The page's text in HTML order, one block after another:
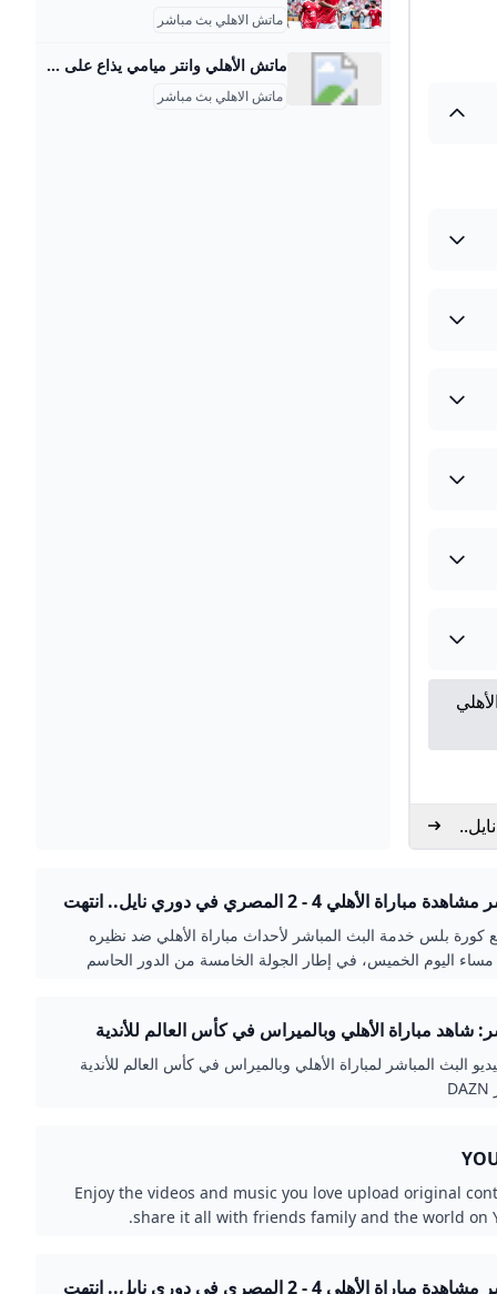
نايل..
ماتش الاهلي بث مباشر
ماتش الأهلي وانتر ميامي يذاع على أي قناة؟ Al Ahly FC | DAZN US.
ماتش الاهلي بث مباشر
بث مباشر مشاهدة مباراة الأهلي 4 - 2 المصري في دوري نايل.. انتهت
كورة بلس خدمة البث المباشر لأحداث مباراة الأهلي ضد نظيره
اليوم الخميس، في إطار الجولة الخامسة من الدور الحاسم
شاهد مباراة الأهلي وبالميراس في كأس العالم للأندية
البث المباشر لمباراة الأهلي وبالميراس في كأس العالم للأندية
Enjoy the videos and music you love upload original
share it all with friends family and the world on
بث مباشر مشاهدة مباراة الأهلي 4 - 2 المصري في دوري نايل.. انتهت